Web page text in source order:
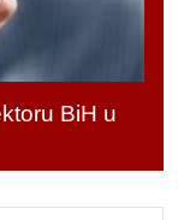
BiH u